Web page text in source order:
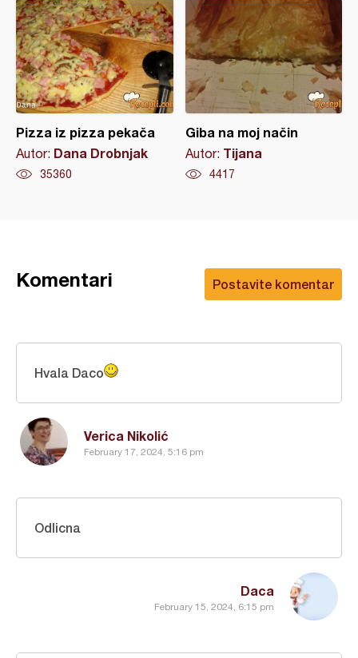
Pizza iz pizza pekača
Autor: Dana Drobnjak
35360
Giba na moj način
Autor: Tijana
4417
Postavite komentar
Komentari
Verica Nikolić
February 17, 2024, 5:16 pm
Hvala Daco
Daca
February 15, 2024, 6:15 pm
Odlicna